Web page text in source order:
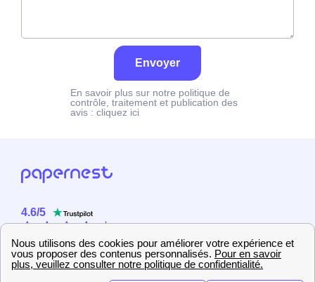
Envoyer
En savoir plus sur notre politique de
contrôle, traitement et publication des
avis : cliquez ici
4.6/5
2358 utilisateurs